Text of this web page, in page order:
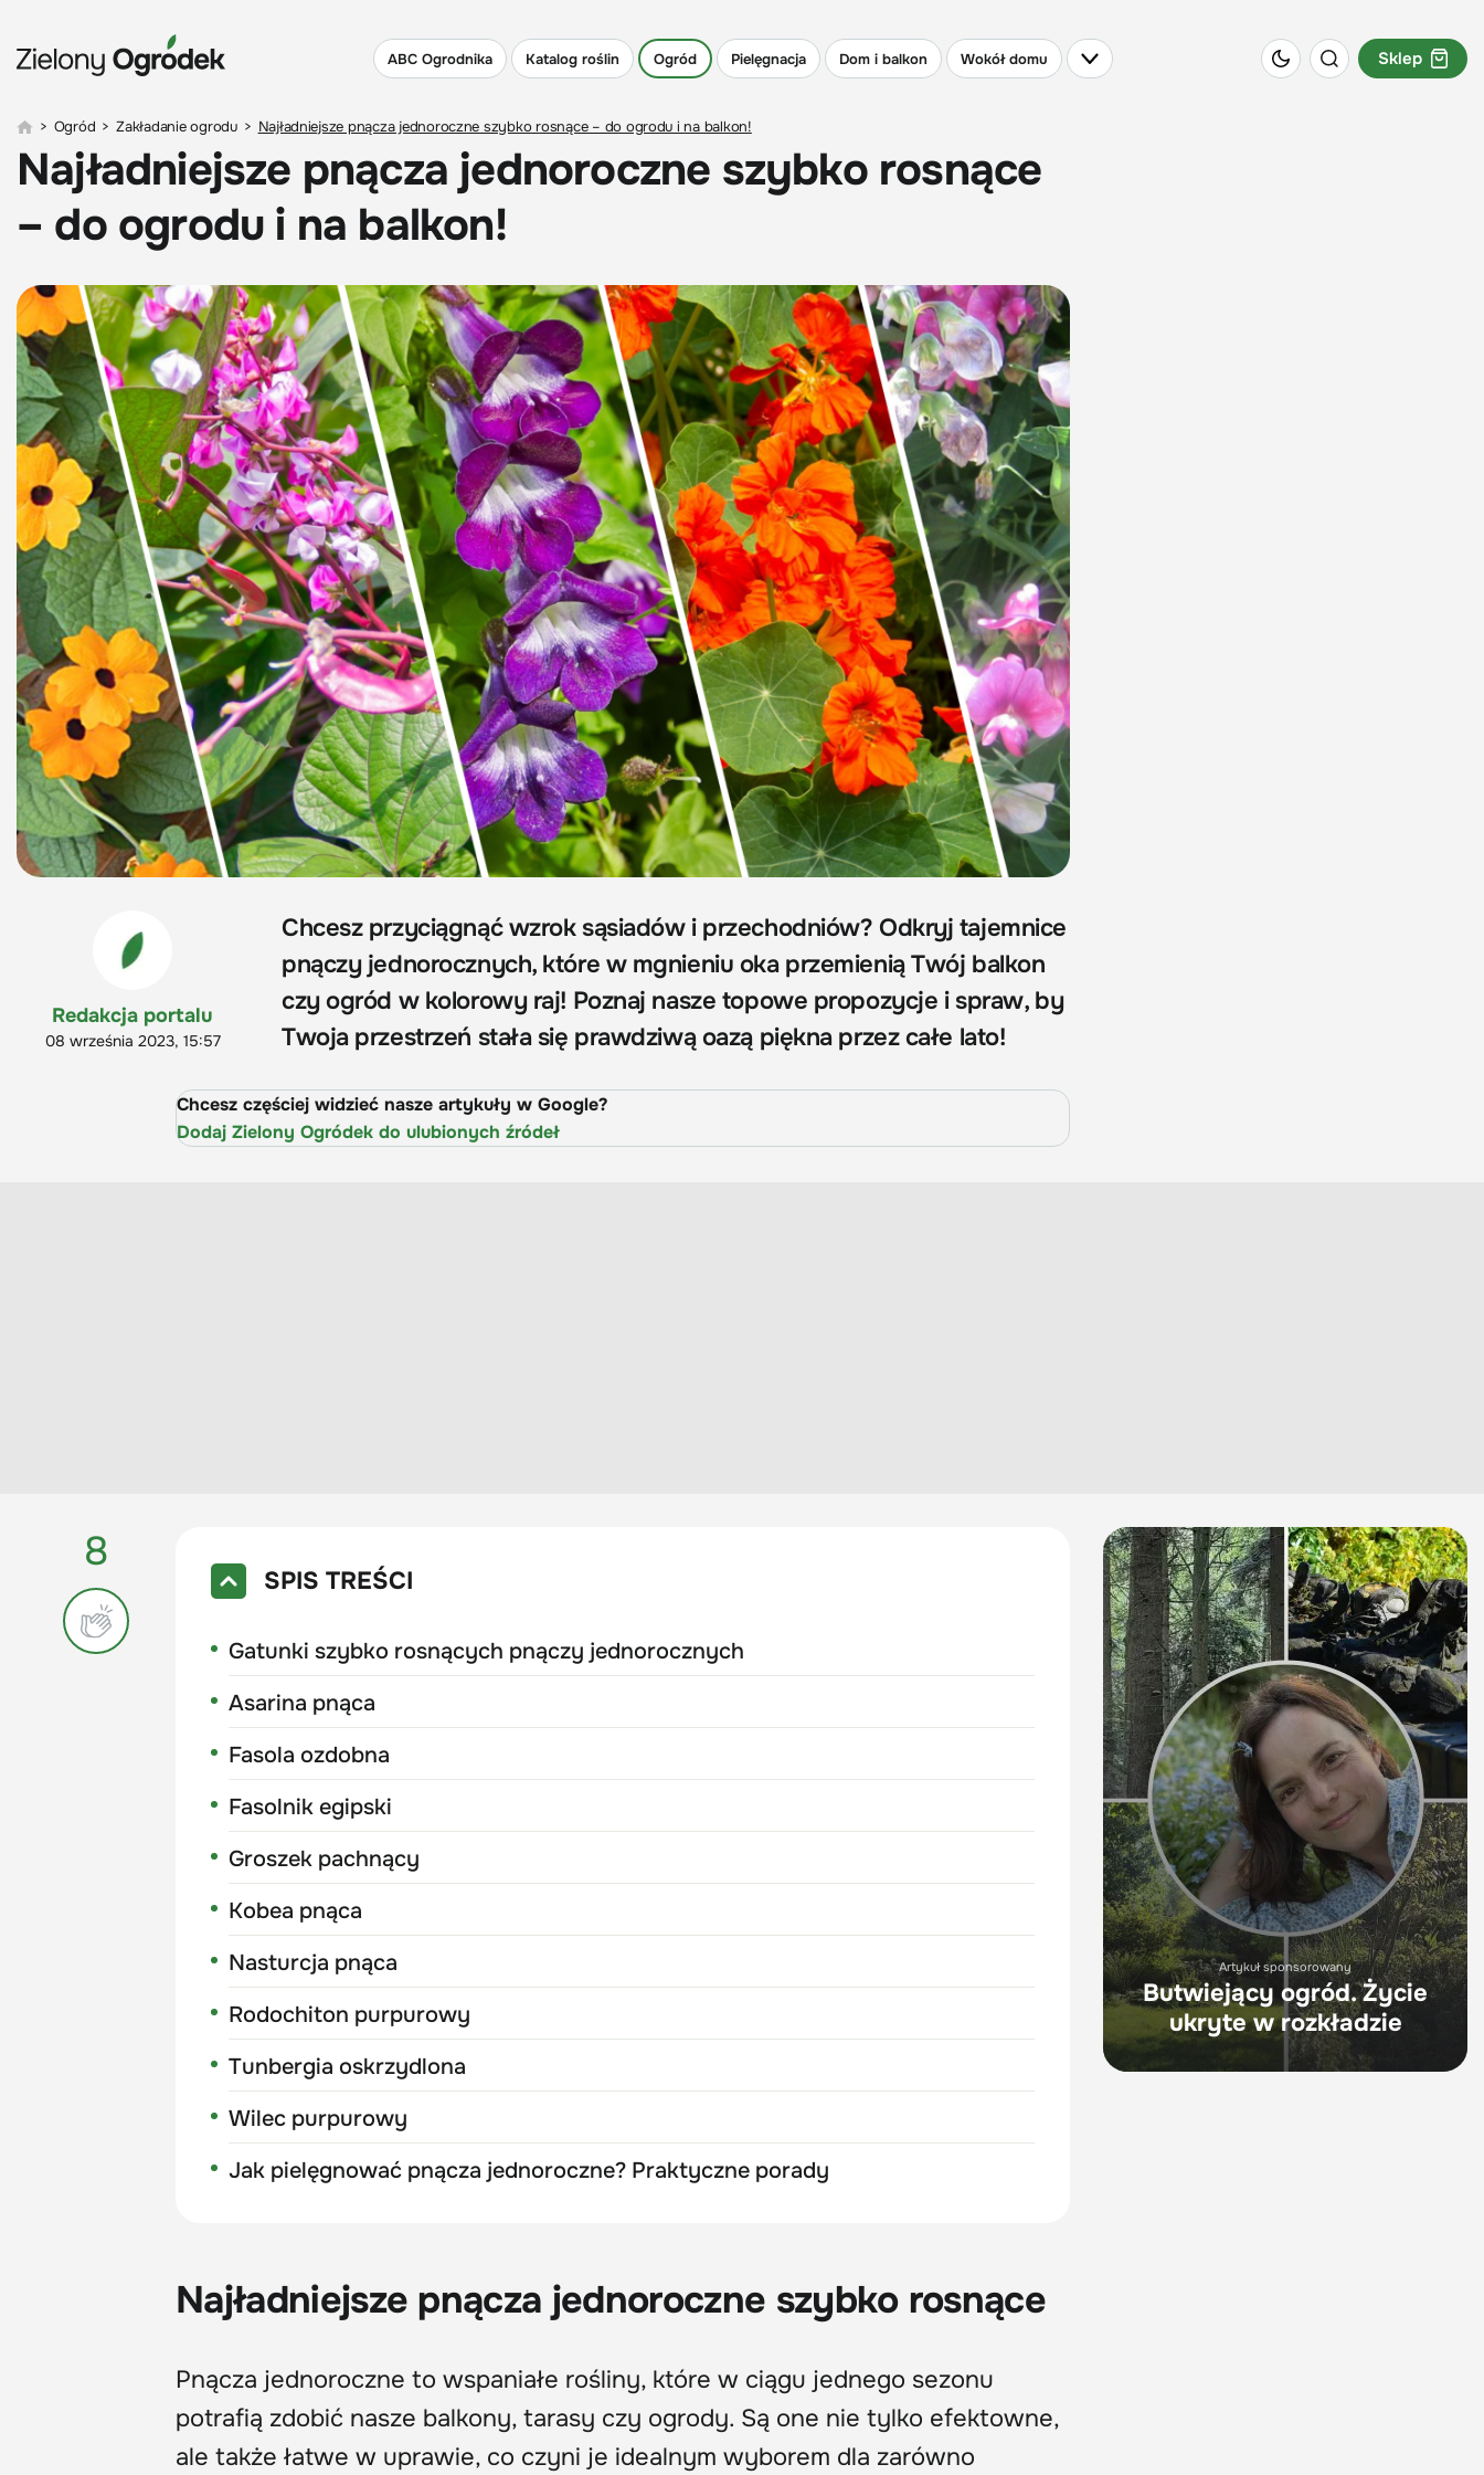
ABC Ogrodnika Katalog roślin Ogród Pielęgnacja Dom i balkon Wokół domu Sklep
> Ogród > Zakładanie ogrodu > Najładniejsze pnącza jednoroczne szybko rosnące – do ogrodu i na balkon!
Najładniejsze pnącza jednoroczne szybko rosnące
– do ogrodu i na balkon!
Redakcja portalu
08 września 2023, 15:57
Chcesz przyciągnąć wzrok sąsiadów i przechodniów? Odkryj tajemnice
pnączy jednorocznych, które w mgnieniu oka przemienią Twój balkon
czy ogród w kolorowy raj! Poznaj nasze topowe propozycje i spraw, by
Twoja przestrzeń stała się prawdziwą oazą piękna przez całe lato!
Chcesz częściej widzieć nasze artykuły w Google?
Dodaj Zielony Ogródek do ulubionych źródeł
8
SPIS TREŚCI
Gatunki szybko rosnących pnączy jednorocznych
Asarina pnąca
Fasola ozdobna
Fasolnik egipski
Groszek pachnący
Kobea pnąca
Nasturcja pnąca
Rodochiton purpurowy
Tunbergia oskrzydlona
Wilec purpurowy
Jak pielęgnować pnącza jednoroczne? Praktyczne porady
Najładniejsze pnącza jednoroczne szybko rosnące
Pnącza jednoroczne to wspaniałe rośliny, które w ciągu jednego sezonu
potrafią zdobić nasze balkony, tarasy czy ogrody. Są one nie tylko efektowne,
ale także łatwe w uprawie, co czyni je idealnym wyborem dla zarówno
Artykuł sponsorowany
Butwiejący ogród. Życie
ukryte w rozkładzie